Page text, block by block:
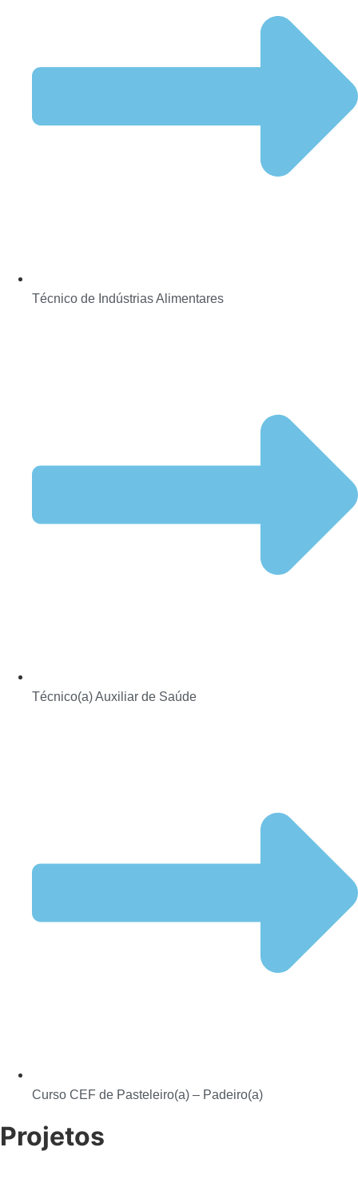
Técnico de Indústrias Alimentares
Técnico(a) Auxiliar de Saúde
Curso CEF de Pasteleiro(a) – Padeiro(a)
Projetos